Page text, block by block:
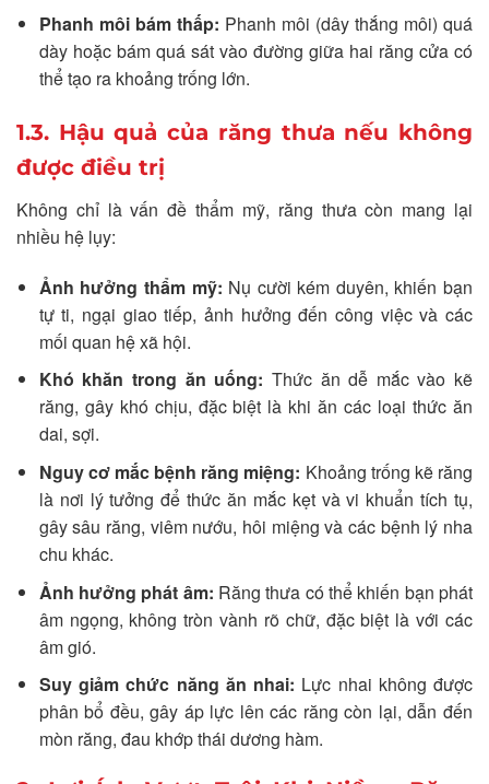
Phanh môi bám thấp: Phanh môi (dây thắng môi) quá
dày hoặc bám quá sát vào đường giữa hai răng cửa có
thể tạo ra khoảng trống lớn.
1.3. Hậu quả của răng thưa nếu không
được điều trị
Không chỉ là vấn đề thẩm mỹ, răng thưa còn mang lại
nhiều hệ lụy:
Ảnh hưởng thẩm mỹ: Nụ cười kém duyên, khiến bạn
tự ti, ngại giao tiếp, ảnh hưởng đến công việc và các
mối quan hệ xã hội.
Khó khăn trong ăn uống: Thức ăn dễ mắc vào kẽ
răng, gây khó chịu, đặc biệt là khi ăn các loại thức ăn
dai, sợi.
Nguy cơ mắc bệnh răng miệng: Khoảng trống kẽ răng
là nơi lý tưởng để thức ăn mắc kẹt và vi khuẩn tích tụ,
gây sâu răng, viêm nướu, hôi miệng và các bệnh lý nha
chu khác.
Ảnh hưởng phát âm: Răng thưa có thể khiến bạn phát
âm ngọng, không tròn vành rõ chữ, đặc biệt là với các
âm gió.
Suy giảm chức năng ăn nhai: Lực nhai không được
phân bổ đều, gây áp lực lên các răng còn lại, dẫn đến
mòn răng, đau khớp thái dương hàm.